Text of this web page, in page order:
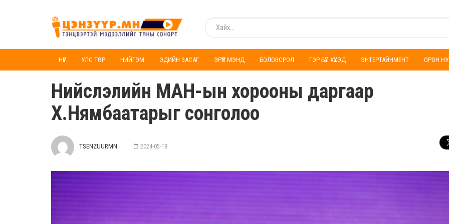
НҮҮР УЛС ТӨР НИЙГЭМ ЭДИЙН ЗАСАГ ЭРҮҮЛ МЭНД БОЛОВСРОЛ ГЭР БҮЛ ХҮҮХЭД ЭНТЕРТАЙНМЕНТ ОРОН
Нийслэлийн МАН-ын хорооны даргаар
Х.Нямбаатарыг сонголоо
TSENZUURMN 2024-05-18